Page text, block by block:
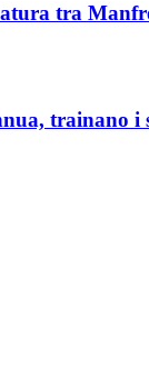
tra
trainano i